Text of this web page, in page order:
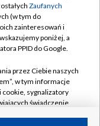
Zaufanych
(w tym do
zainteresowań i
poniżej, a
PPID do Google.
przez Ciebie naszych
w tym informacje
cookie, sygnalizatory
świadczenie